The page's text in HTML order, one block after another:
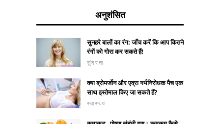
अनुशंसित
सुनहरे बालों का रंग: जाँच करें कि आप कितने
रंगों को गोरा कर सकते हैं!
सुंदरता
क्या ब्रोमर्जोन और एव्रा गर्भनिरोधक पैच एक
साथ इस्तेमाल किए जा सकते हैं?
स्वास्थ्य